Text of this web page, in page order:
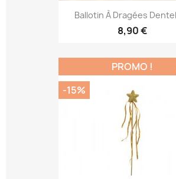
Ballotin À Dragées
8,90 €
PROMO !
-15%